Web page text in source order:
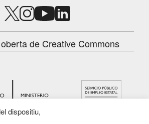
de Creative Commons
dispositiu,